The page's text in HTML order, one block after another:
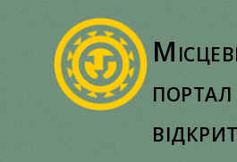
портал